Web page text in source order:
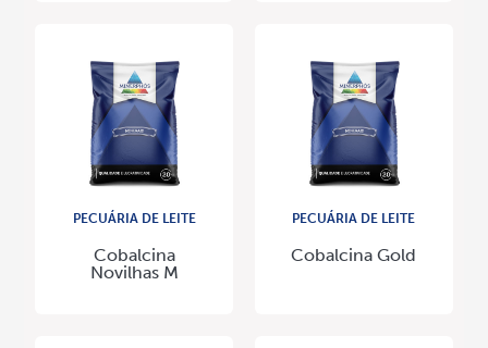
PECUÁRIA DE LEITE
Cobalcina
Novilhas M
PECUÁRIA DE LEITE
Cobalcina Gold